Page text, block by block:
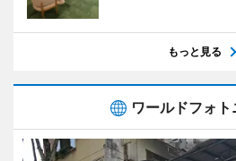
もっと見る
ワールドフォト